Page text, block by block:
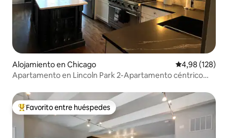
Alojamiento en Chicago Calificación
4,98 (128)
Apartamento en Lincoln Park 2-Apartamento céntrico
Favorito entre los huéspedes más destacados
Favorito entre huéspedes